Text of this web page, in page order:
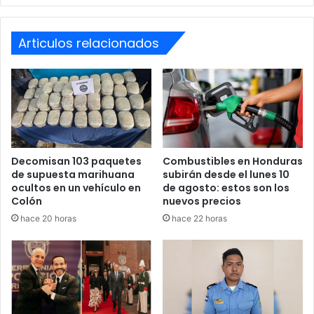
La Policía reportó la captura de
dos supuestos integrantes de la
Pandilla 18, vinculados a la muerte
de tres jóvenes en la colonia Suazo
Córdova.
pic.twitter.com/rkjxP2DWzp
— Extra Digital HN (@extradigitalhn)May 29,
2026
Continúan los allanamientos
en distintos sectores
Las operaciones policiales se mantienen activas en
DIPAMPCO
Articulos relacionados
Decomisan 103 paquetes
de supuesta marihuana
ocultos en un vehículo en
Colón
hace 20 horas
Combustibles en Honduras
subirán desde el lunes 10
de agosto: estos son los
nuevos precios
hace 22 horas